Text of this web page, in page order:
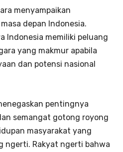
menyampaikan
depan Indonesia.
Indonesia memiliki peluang
yang makmur apabila
dan potensi nasional
pentingnya
semangat gotong royong
masyarakat yang
ngerti. Rakyat ngerti bahwa